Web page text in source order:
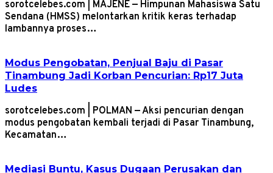
sorotcelebes.com | MAJENE — Himpunan Mahasiswa Satu
Sendana (HMSS) melontarkan kritik keras terhadap
lambannya proses…
Modus Pengobatan, Penjual Baju di Pasar
Tinambung Jadi Korban Pencurian: Rp17 Juta
Ludes
sorotcelebes.com | POLMAN — Aksi pencurian dengan
modus pengobatan kembali terjadi di Pasar Tinambung,
Kecamatan…
Mediasi Buntu, Kasus Dugaan Perusakan dan